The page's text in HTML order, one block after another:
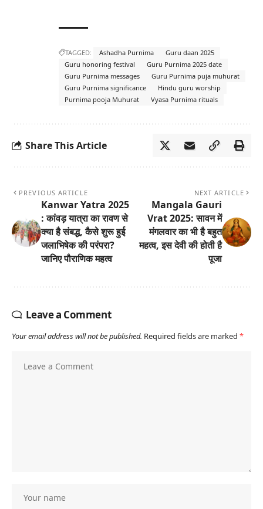
TAGGED: Ashadha Purnima
Guru daan 2025
Guru honoring festival
Guru Purnima 2025 date
Guru Purnima messages
Guru Purnima puja muhurat
Guru Purnima significance
Hindu guru worship
Purnima pooja Muhurat
Vyasa Purnima rituals
Share This Article
PREVIOUS ARTICLE
Kanwar Yatra 2025
: कांवड़ यात्रा का रावण से
क्या है संबद्ध, कैसे शुरू हुई
जलाभिषेक की परंपरा?
जानिए पौराणिक महत्व
NEXT ARTICLE
Mangala Gauri
Vrat 2025: सावन में
मंगलवार का भी है बहुत
महत्व, इस देवी की होती है
पूजा
Leave a Comment
Your email address will not be published. Required fields are marked *